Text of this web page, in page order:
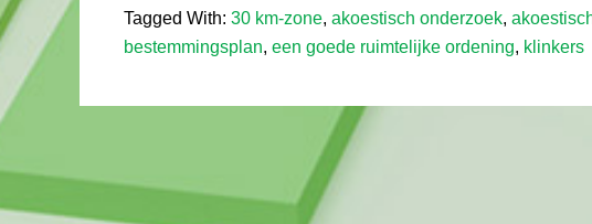
Tagged With: 30 km-zone, akoestisch onderzoek,
bestemmingsplan, een goede ruimtelijke ordening, klinkers